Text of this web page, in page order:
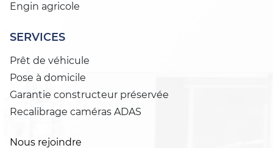
Engin agricole
SERVICES
Prêt de véhicule
Pose à domicile
Garantie constructeur préservée
Recalibrage caméras ADAS
Nous rejoindre